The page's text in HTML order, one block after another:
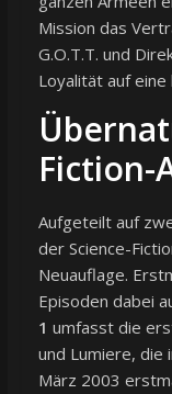
Mission das
G.O.T.T. und
Loyalität auf
Fiction-
Aufgeteilt auf
der Science-
Neuauflage.
Episoden dabei
1 umfasst die
und Lumiere, die
März 2003